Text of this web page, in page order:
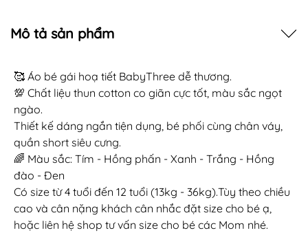
Mô tả sản phẩm
🥰 Áo bé gái hoạ tiết BabyThree dễ thương.
💯 Chất liệu thun cotton co giãn cực tốt, màu sắc ngọt
ngào.
Thiết kế dáng ngắn tiện dụng, bé phối cùng chân váy,
quần short siêu cưng.
🌈 Màu sắc: Tím - Hồng phấn - Xanh - Trắng - Hồng
đào - Đen
Có size từ 4 tuổi đến 12 tuổi (13kg - 36kg).Tùy theo chiều
cao và cân nặng khách cân nhắc đặt size cho bé ạ,
hoặc liên hệ shop tư vấn size cho bé các Mom nhé.